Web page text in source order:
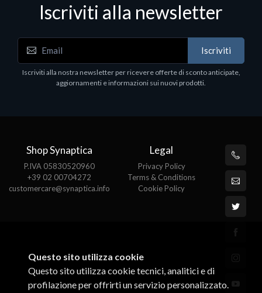
Iscriviti alla newsletter
Iscriviti
Iscriviti alla nostra newsletter per ricevere offerte di sconto anticipate,
aggiornamenti e informazioni sui nuovi prodotti.
Shop Synaptica
P.IVA 05830520960
+39 02 00704272
customercare@synaptica.info
Legal
Privacy Policy
Terms & Conditions
Cookie Policy
Questo sito utilizza cookie
Questo sito utilizza cookie tecnici, analitici e di
profilazione per offrirti un servizio personalizzato.